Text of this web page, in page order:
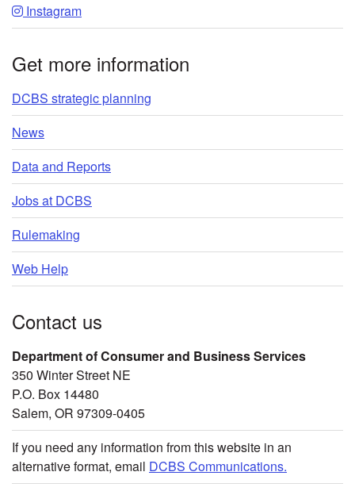
Instagram
Get more information
DCBS strategic planning
News
Data and Reports
Jobs at DCBS
Rulemaking
Web Help
Contact us
Department of Consumer and Business Services
350 Winter Street NE
P.O. Box 14480
Salem, OR 97309-0405
If you need any information from this website in an
alternative format, email DCBS Communications.